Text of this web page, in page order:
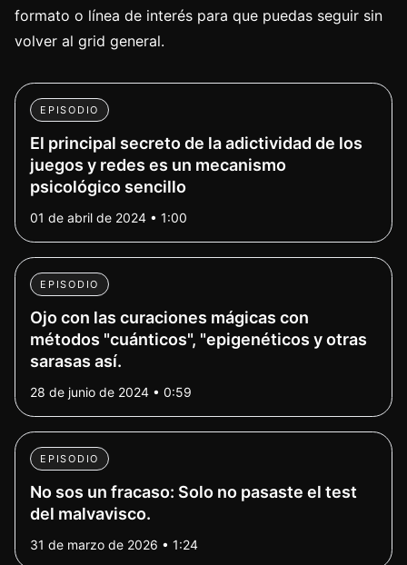
formato o línea de interés para que puedas seguir sin
volver al grid general.
EPISODIO
El principal secreto de la adictividad de los
juegos y redes es un mecanismo
psicológico sencillo
01 de abril de 2024 • 1:00
EPISODIO
Ojo con las curaciones mágicas con
métodos "cuánticos", "epigenéticos y otras
sarasas así.
28 de junio de 2024 • 0:59
EPISODIO
No sos un fracaso: Solo no pasaste el test
del malvavisco.
31 de marzo de 2026 • 1:24